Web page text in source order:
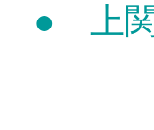
● 上関
西